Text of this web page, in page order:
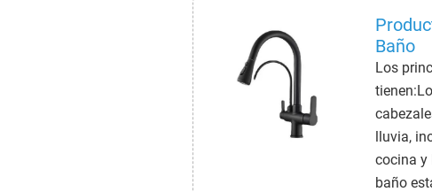
Baño
Los
lluvia,
cocina y
baño